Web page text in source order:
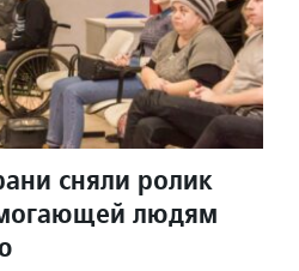
сняли ролик
людям